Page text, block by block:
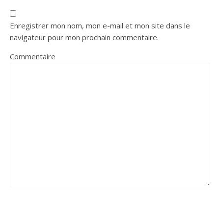
Enregistrer mon nom, mon e-mail et mon site dans le
navigateur pour mon prochain commentaire.
Commentaire